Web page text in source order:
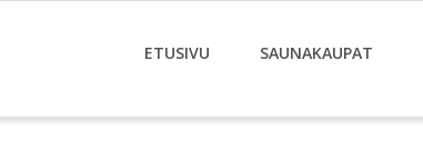
ETUSIVU SAUNAKAUPAT